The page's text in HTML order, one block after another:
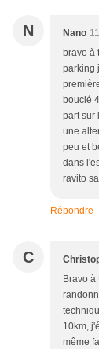
N Nano
bravo à
parking
bouclé
part sur
une
peu et
dans
ravito
Répondre
C
Bravo
10km,
même